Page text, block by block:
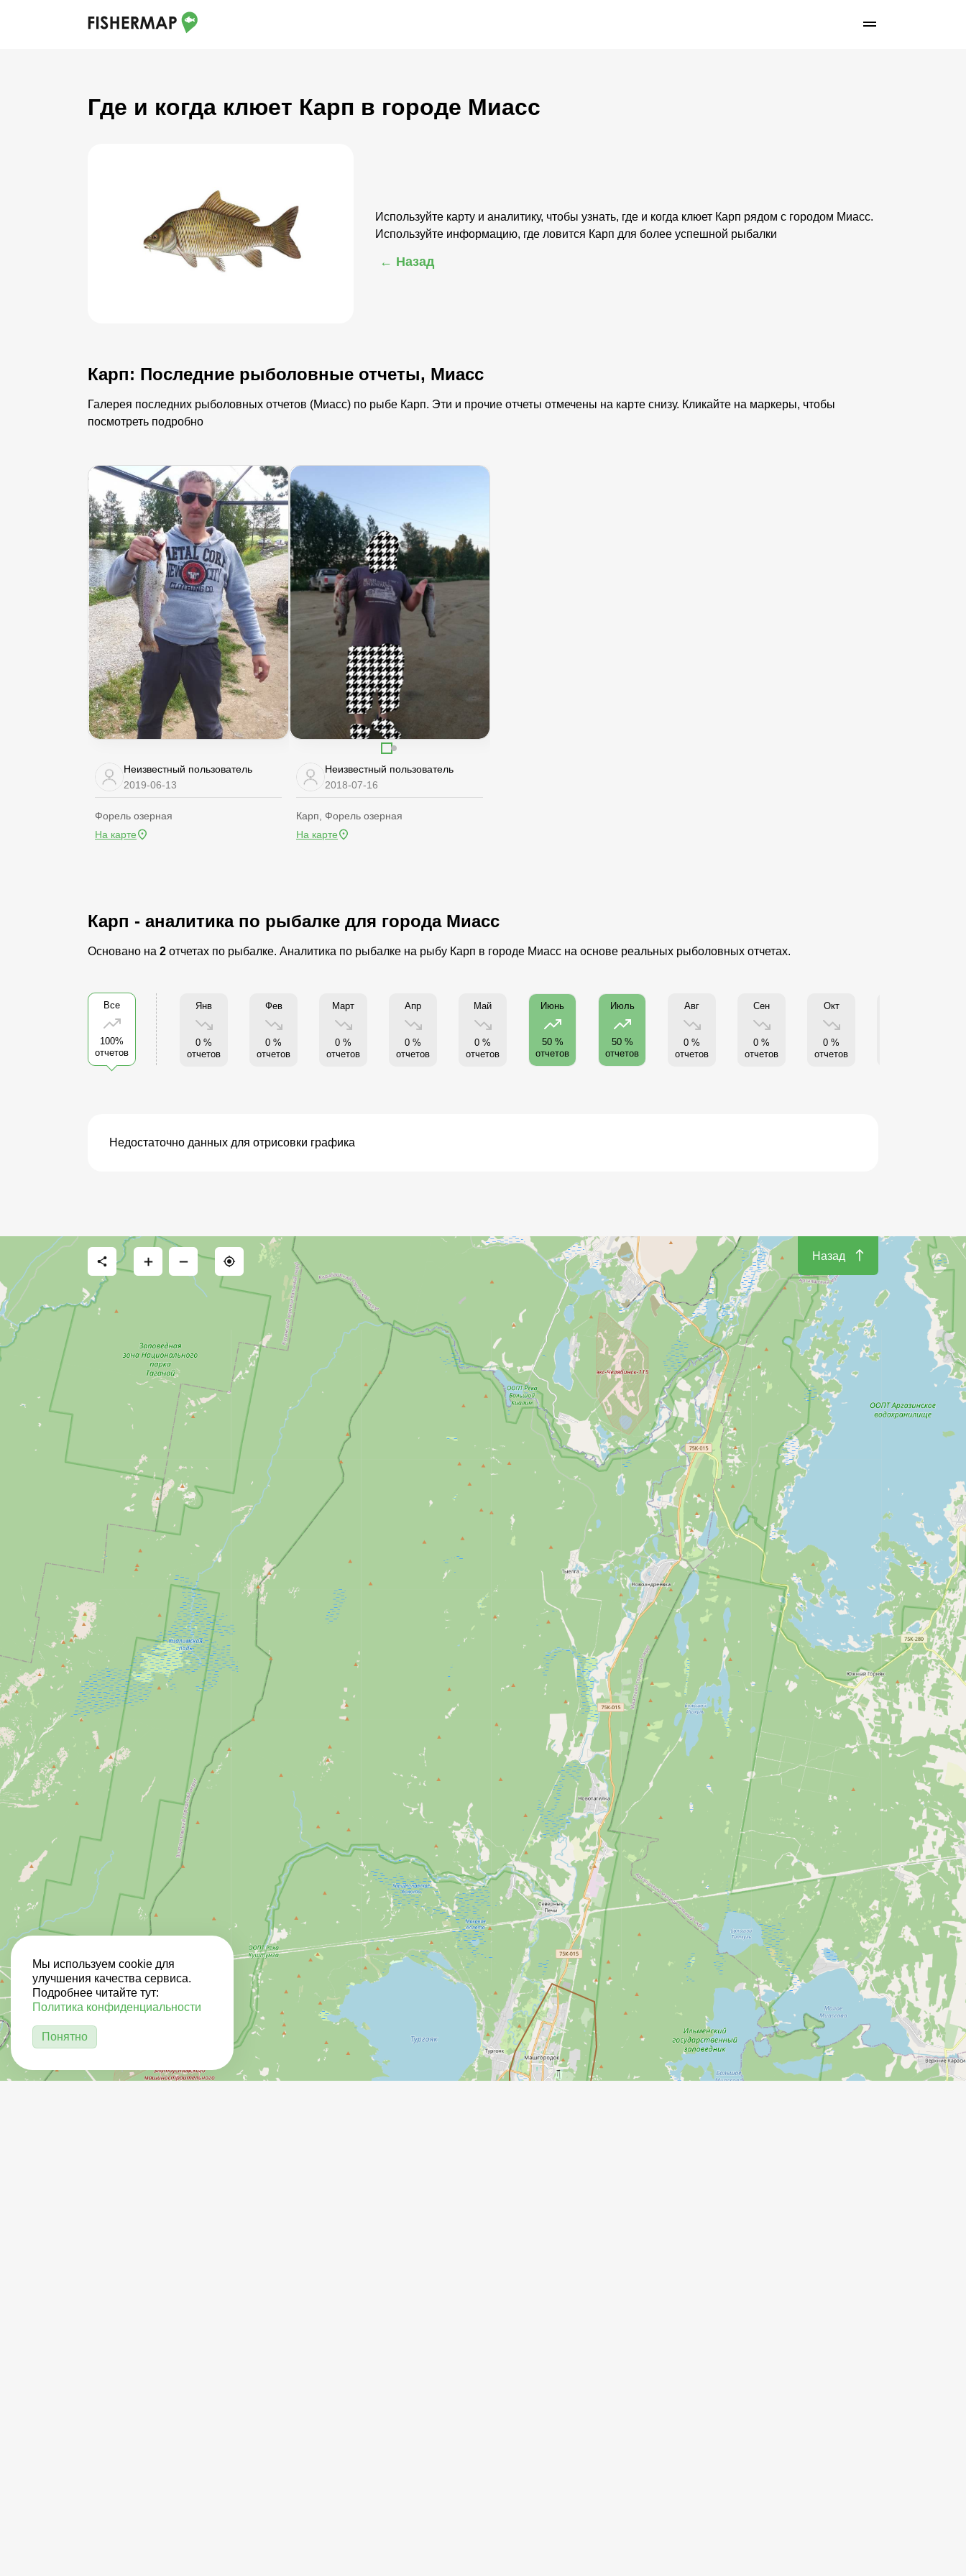
Где и когда клюет Карп в городе Миасс
Используйте карту и аналитику, чтобы узнать, где и когда клюет Карп рядом с городом Миасс.
Используйте информацию, где ловится Карп для более успешной рыбалки
← Назад
Карп: Последние рыболовные отчеты, Миасс
Галерея последних рыболовных отчетов (Миасс) по рыбе Карп. Эти и прочие отчеты отмечены на карте снизу. Кликайте на маркеры, чтобы
посмотреть подробно
Неизвестный пользователь
2019-06-13
Форель озерная
На карте
Неизвестный пользователь
2018-07-16
Карп, Форель озерная
На карте
Карп - аналитика по рыбалке для города Миасс
Основано на 2 отчетах по рыбалке. Аналитика по рыбалке на рыбу Карп в городе Миасс на основе реальных рыболовных отчетах.
Все
100%
отчетов
Янв
0 %
отчетов
Фев
0 %
отчетов
Март
0 %
отчетов
Апр
0 %
отчетов
Май
0 %
отчетов
Июнь
50 %
отчетов
Июль
50 %
отчетов
Авг
0 %
отчетов
Сен
0 %
отчетов
Окт
0 %
отчетов
Недостаточно данных для отрисовки графика
Назад
Мы используем cookie для
улучшения качества сервиса.
Подробнее читайте тут:
Политика конфиденциальности
Понятно